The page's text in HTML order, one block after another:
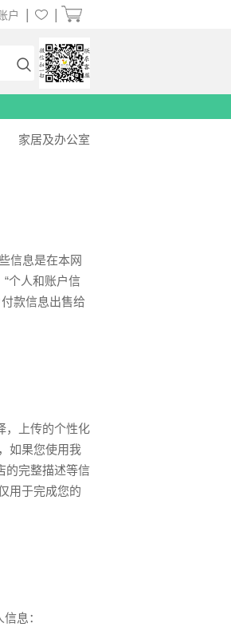
信息是在本网
个人和账户信
款信息出售给
，上传的个性化
如果您使用我
的完整描述等信
用于完成您的
息：
户
家居及办公室